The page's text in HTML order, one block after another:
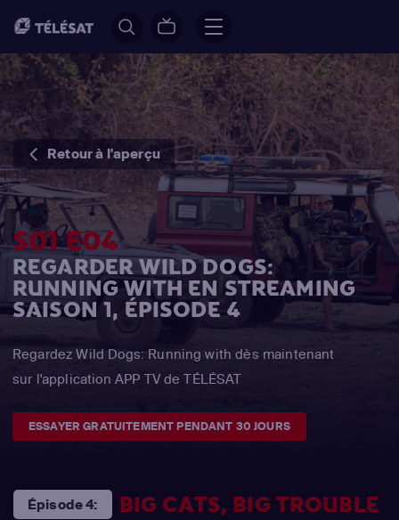
Retour à l'aperçu
S01 E04
REGARDER WILD DOGS:
RUNNING WITH EN STREAMING
SAISON 1, ÉPISODE 4
Regardez Wild Dogs: Running with dès maintenant
sur l'application APP TV de TÉLÉSAT
ESSAYER GRATUITEMENT PENDANT 30 JOURS
Épisode 4: BIG CATS, BIG TROUBLE